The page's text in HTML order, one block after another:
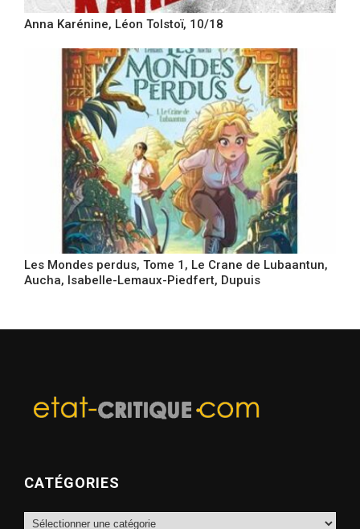
Anna Karénine, Léon Tolstoï, 10/18
Les Mondes perdus, Tome 1, Le Crane de Lubaantun,
Aucha, Isabelle-Lemaux-Piedfert, Dupuis
CATÉGORIES
Catégories